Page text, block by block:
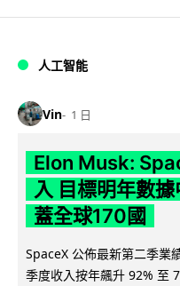
人工智能
Vin 1 日
Elon Musk:
入 目標明年數
蓋全球170國
SpaceX 公佈最新第二季業
季度收入按年飆升 92% 至